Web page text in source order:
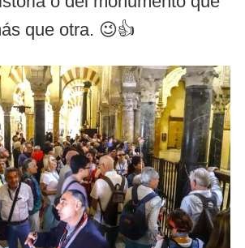
que otra. 😉👍